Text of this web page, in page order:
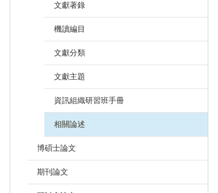
文獻著錄
機讀編目
文獻分類
文獻主題
資訊組織研習班手冊
相關論述
博碩士論文
期刊論文